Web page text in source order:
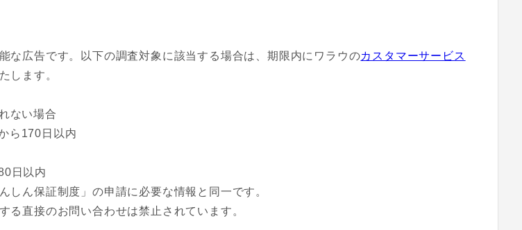
な広告です。以下の調査対象に該当する場合は、期限内にワラウのカスタマーサービス
します。
ない場合
ら170日以内
日以内
しん保証制度」の申請に必要な情報と同一です。
る直接のお問い合わせは禁止されています。